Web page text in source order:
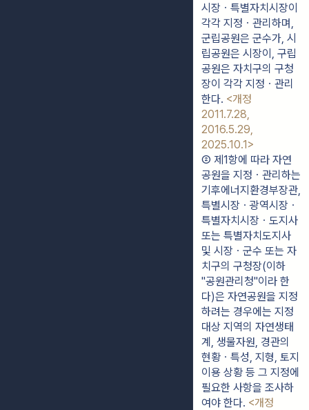
시장ㆍ특별자치시장이
각각 지정ㆍ관리하며,
군립공원은 군수가, 시
립공원은 시장이, 구립
공원은 자치구의 구청
장이 각각 지정ㆍ관리
한다. <개정
2011.7.28,
2016.5.29,
2025.10.1>
② 제1항에 따라 자연
공원을 지정ㆍ관리하는
기후에너지환경부장관,
특별시장ㆍ광역시장ㆍ
특별자치시장ㆍ도지사
또는 특별자치도지사
및 시장ㆍ군수 또는 자
치구의 구청장(이하
"공원관리청"이라 한
다)은 자연공원을 지정
하려는 경우에는 지정
대상 지역의 자연생태
계, 생물자원, 경관의
현황ㆍ특성, 지형, 토지
이용 상황 등 그 지정에
필요한 사항을 조사하
여야 한다. <개정